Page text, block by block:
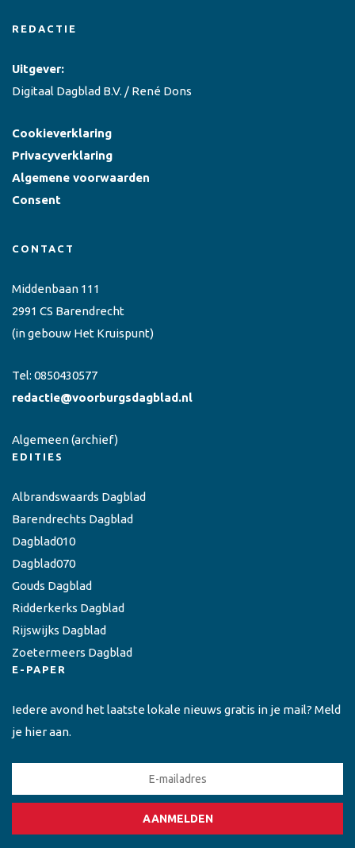
REDACTIE
Uitgever:
Digitaal Dagblad B.V. / René Dons
Cookieverklaring
Privacyverklaring
Algemene voorwaarden
Consent
CONTACT
Middenbaan 111
2991 CS Barendrecht
(in gebouw Het Kruispunt)
Tel: 0850430577
redactie@voorburgsdagblad.nl
Algemeen(archief)
EDITIES
Albrandswaards Dagblad
Barendrechts Dagblad
Dagblad010
Dagblad070
Gouds Dagblad
Ridderkerks Dagblad
Rijswijks Dagblad
Zoetermeers Dagblad
E-PAPER
Iedere avond het laatste lokale nieuws gratis in je mail? Meld
je hier aan.